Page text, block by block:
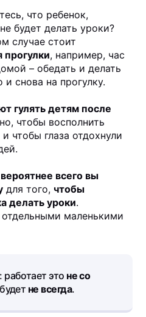
что ребенок,
будет делать уроки?
случае стоит
прогулки, например, час
– обедать и делать
снова на прогулку.
гулять детям после
чтобы восполнить
чтобы глаза отдохнули
вероятнее всего вы
для того, чтобы
делать уроки.
маленькими
: работает это не со
не всегда.